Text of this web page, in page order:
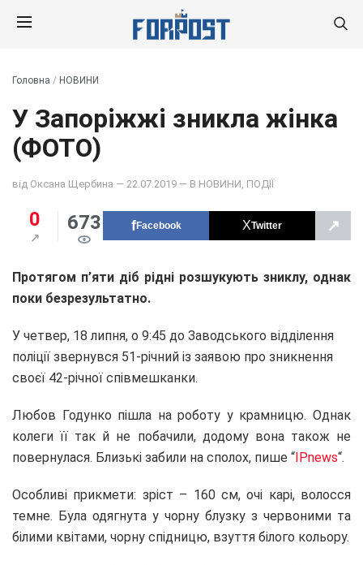
Головна / НОВИНИ
У Запоріжжі зникла жінка
(ФОТО)
від Оксана Щербина — 22.07.2019 — В НОВИНИ ПОДІЇ
0 673 Facebook Twitter ↗
Протягом п’яти діб рідні розшукують зниклу, однак
поки безрезультатно.
У четвер, 18 липня, о 9:45 до Заводського відділення
поліції звернувся 51-річний із заявою про зникнення
своєї 42-річної співмешканки.
Любов Годунко пішла на роботу у крамницю. Однак
колеги її так й не побачили, додому вона також не
повернулася. Близькі забили на сполох, пише “IPnews“.
Особливі прикмети: зріст – 160 см, очі карі, волосся
темне. Була одягнута у чорну блузку з червоними та
білими квітами, чорну спідницю, взуття білого кольору.